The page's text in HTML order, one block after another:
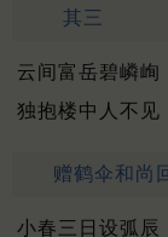
其三
云间富岳碧嶙峋
独抱楼中人不见
赠鹤伞和尚
小春三日设弧辰